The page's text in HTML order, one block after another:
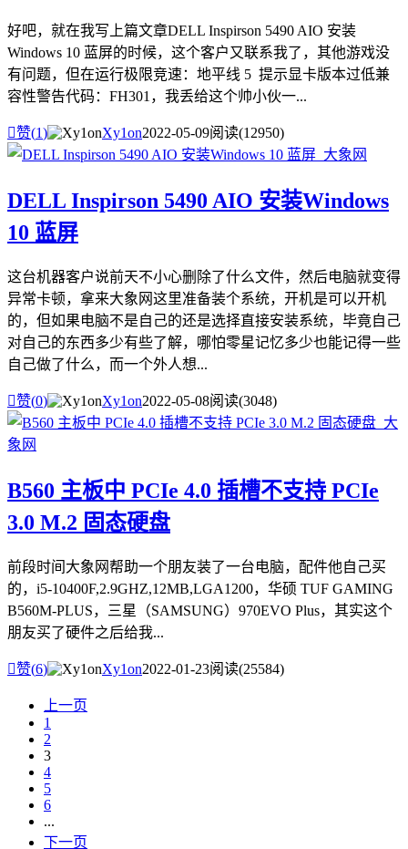
好吧，就在我写上篇文章DELL Inspirson 5490 AIO 安装
Windows 10 蓝屏的时候，这个客户又联系我了，其他游戏没
有问题，但在运行极限竞速：地平线 5 提示显卡版本过低兼
容性警告代码：FH301，我丢给这个帅小伙一...
赞(1) Xy1on2022-05-09阅读(12950)
DELL Inspirson 5490 AIO 安装Windows
10 蓝屏
这台机器客户说前天不小心删除了什么文件，然后电脑就变得
异常卡顿，拿来大象网这里准备装个系统，开机是可以开机
的，但如果电脑不是自己的还是选择直接安装系统，毕竟自己
对自己的东西多少有些了解，哪怕零星记忆多少也能记得一些
自己做了什么，而一个外人想...
赞(0) Xy1on2022-05-08阅读(3048)
B560 主板中 PCIe 4.0 插槽不支持 PCIe
3.0 M.2 固态硬盘
前段时间大象网帮助一个朋友装了一台电脑，配件他自己买
的，i5-10400F,2.9GHZ,12MB,LGA1200，华硕 TUF GAMING
B560M-PLUS，三星（SAMSUNG）970EVO Plus，其实这个
朋友买了硬件之后给我...
赞(6) Xy1on2022-01-23阅读(25584)
上一页
1
2
3
4
5
6
...
下一页